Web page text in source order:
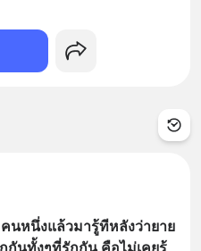
หนึ่งแล้วมารู้ทีหลังว่ายาย